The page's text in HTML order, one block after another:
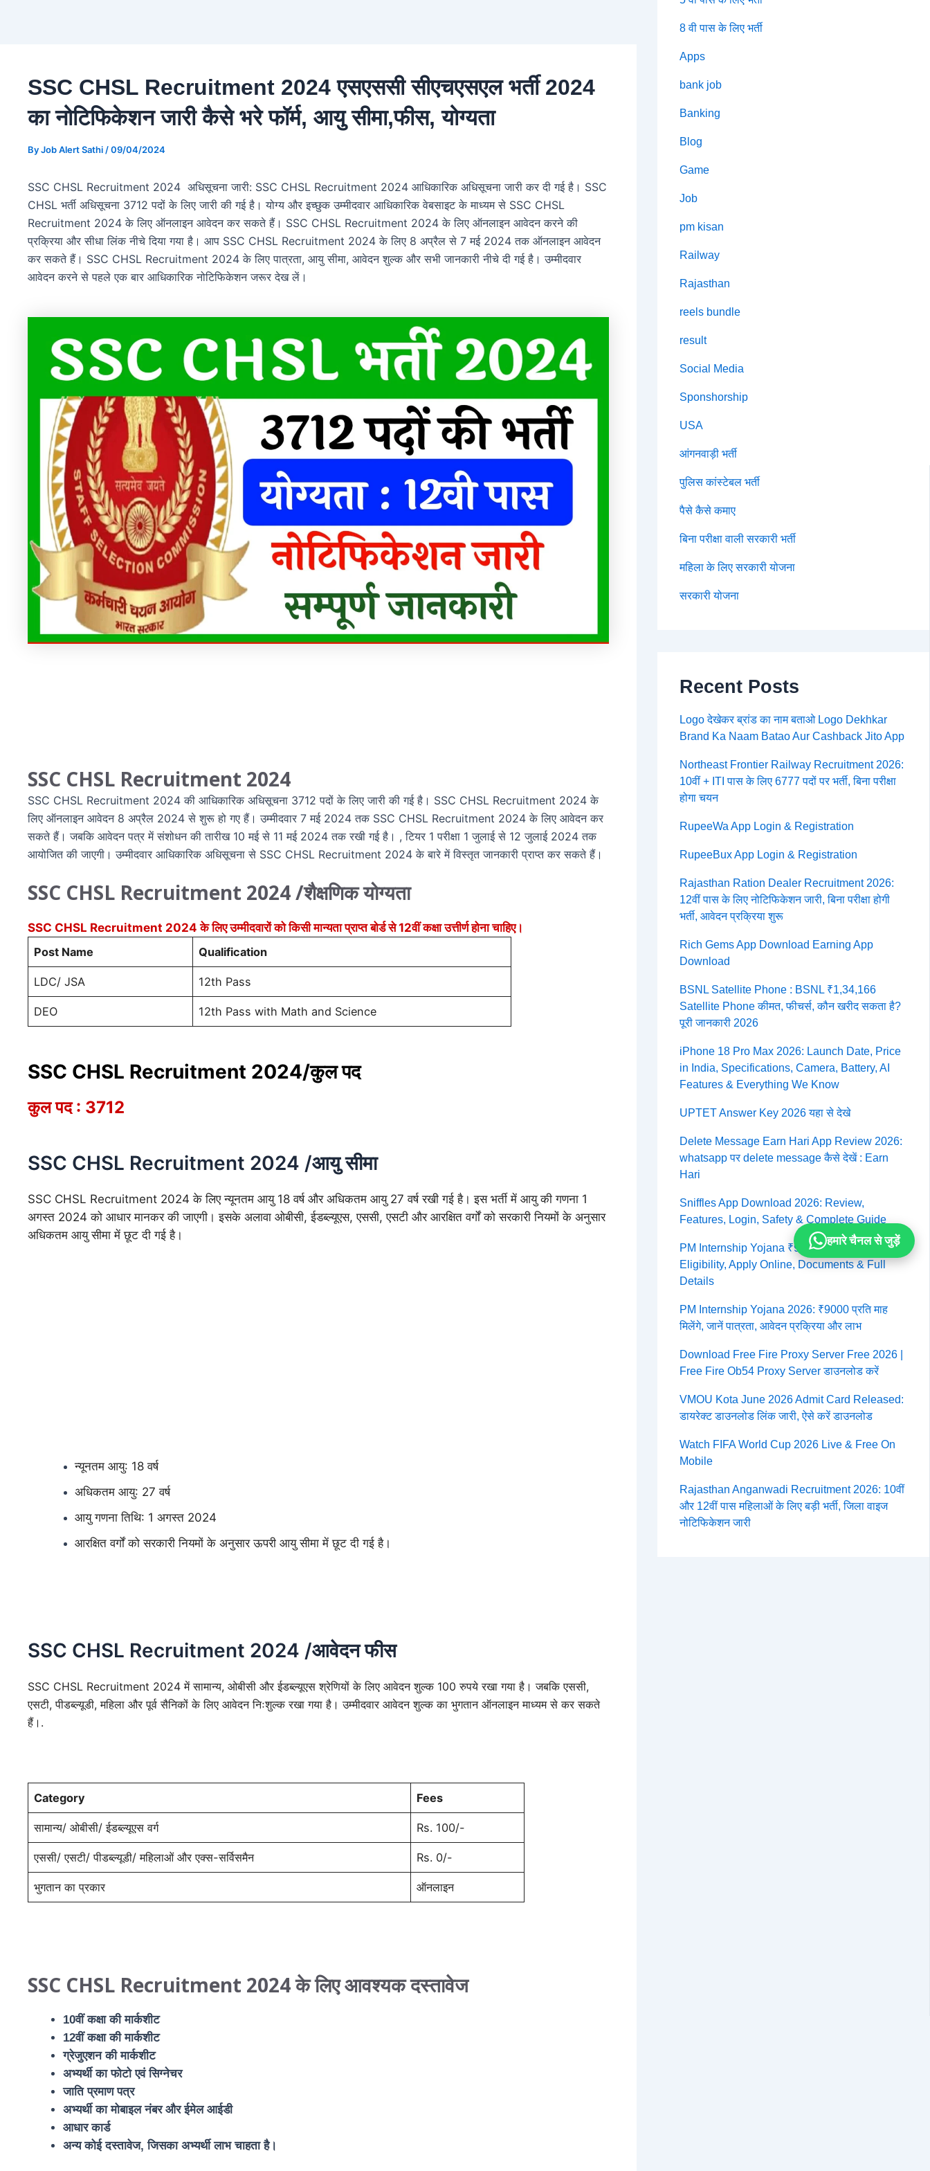
SSC CHSL Recruitment 2024 एसएससी सीएचएसएल भर्ती 2024
का नोटिफिकेशन जारी कैसे भरे फॉर्म, आयु सीमा,फीस, योग्यता
ByJob Alert Sathi /09/04/2024
SSC CHSL Recruitment 2024 अधिसूचना जारी: SSC CHSL Recruitment 2024 आधिकारिक अधिसूचना जारी कर दी गई है। SSC
CHSL भर्ती अधिसूचना 3712 पदों के लिए जारी की गई है। योग्य और इच्छुक उम्मीदवार आधिकारिक वेबसाइट के माध्यम से SSC CHSL
Recruitment 2024 के लिए ऑनलाइन आवेदन कर सकते हैं। SSC CHSL Recruitment 2024 के लिए ऑनलाइन आवेदन करने की
प्रक्रिया और सीधा लिंक नीचे दिया गया है। आप SSC CHSL Recruitment 2024 के लिए 8 अप्रैल से 7 मई 2024 तक ऑनलाइन आवेदन
कर सकते हैं। SSC CHSL Recruitment 2024 के लिए पात्रता, आयु सीमा, आवेदन शुल्क और सभी जानकारी नीचे दी गई है। उम्मीदवार
आवेदन करने से पहले एक बार आधिकारिक नोटिफिकेशन जरूर देख लें।
SSC CHSL Recruitment 2024
SSC CHSL Recruitment 2024 की आधिकारिक अधिसूचना 3712 पदों के लिए जारी की गई है। SSC CHSL Recruitment 2024 के
लिए ऑनलाइन आवेदन 8 अप्रैल 2024 से शुरू हो गए हैं। उम्मीदवार 7 मई 2024 तक SSC CHSL Recruitment 2024 के लिए आवेदन कर
सकते हैं। जबकि आवेदन पत्र में संशोधन की तारीख 10 मई से 11 मई 2024 तक रखी गई है। , टियर 1 परीक्षा 1 जुलाई से 12 जुलाई 2024 तक
आयोजित की जाएगी। उम्मीदवार आधिकारिक अधिसूचना से SSC CHSL Recruitment 2024 के बारे में विस्तृत जानकारी प्राप्त कर सकते हैं।
SSC CHSL Recruitment 2024 /शैक्षणिक योग्यता
SSC CHSL Recruitment 2024 के लिए उम्मीदवारों को किसी मान्यता प्राप्त बोर्ड से 12वीं कक्षा उत्तीर्ण होना चाहिए।
Post Name
Qualification
LDC/ JSA 12th Pass
DEO 12th Pass with Math and Science
SSC CHSL Recruitment 2024/कुल पद
कुल पद : 3712
SSC CHSL Recruitment 2024 /आयु सीमा
SSC CHSL Recruitment 2024 के लिए न्यूनतम आयु 18 वर्ष और अधिकतम आयु 27 वर्ष रखी गई है। इस भर्ती में आयु की गणना 1
अगस्त 2024 को आधार मानकर की जाएगी। इसके अलावा ओबीसी, ईडब्ल्यूएस, एससी, एसटी और आरक्षित वर्गों को सरकारी नियमों के अनुसार
अधिकतम आयु सीमा में छूट दी गई है।
न्यूनतम आयु: 18 वर्ष
अधिकतम आयु: 27 वर्ष
आयु गणना तिथि: 1 अगस्त 2024
आरक्षित वर्गों को सरकारी नियमों के अनुसार ऊपरी आयु सीमा में छूट दी गई है।
SSC CHSL Recruitment 2024 /आवेदन फीस
SSC CHSL Recruitment 2024 में सामान्य, ओबीसी और ईडब्ल्यूएस श्रेणियों के लिए आवेदन शुल्क 100 रुपये रखा गया है। जबकि एससी,
एसटी, पीडब्ल्यूडी, महिला और पूर्व सैनिकों के लिए आवेदन निःशुल्क रखा गया है। उम्मीदवार आवेदन शुल्क का भुगतान ऑनलाइन माध्यम से कर सकते
हैं।.
Category Fees
सामान्य/ ओबीसी/ ईडब्ल्यूएस वर्ग Rs. 100/-
एससी/ एसटी/ पीडब्ल्यूडी/ महिलाओं और एक्स-सर्विसमैन Rs. 0/-
भुगतान का प्रकार ऑनलाइन
SSC CHSL Recruitment 2024 के लिए आवश्यक दस्तावेज
10वीं कक्षा की मार्कशीट
12वीं कक्षा की मार्कशीट
ग्रेजुएशन की मार्कशीट
अभ्यर्थी का फोटो एवं सिग्नेचर
जाति प्रमाण पत्र
अभ्यर्थी का मोबाइल नंबर और ईमेल आईडी
आधार कार्ड
अन्य कोई दस्तावेज, जिसका अभ्यर्थी लाभ चाहता है।
8 वी पास के लिए भर्ती
Apps
bank job
Banking
Blog
Game
Job
pm kisan
Railway
Rajasthan
reels bundle
result
Social Media
Sponshorship
USA
आंगनवाड़ी भर्ती
पुलिस कांस्टेबल भर्ती
पैसे कैसे कमाए
बिना परीक्षा वाली सरकारी भर्ती
महिला के लिए सरकारी योजना
सरकारी योजना
Recent Posts
Logo देखेकर ब्रांड का नाम बताओ Logo Dekhkar
Brand Ka Naam Batao Aur Cashback Jito App
Northeast Frontier Railway Recruitment 2026:
10वीं + ITI पास के लिए 6777 पदों पर भर्ती, बिना परीक्षा
होगा चयन
RupeeWa App Login & Registration
RupeeBux App Login & Registration
Rajasthan Ration Dealer Recruitment 2026:
12वीं पास के लिए नोटिफिकेशन जारी, बिना परीक्षा होगी
भर्ती, आवेदन प्रक्रिया शुरू
Rich Gems App Download Earning App
Download
BSNL Satellite Phone : BSNL ₹1,34,166
Satellite Phone कीमत, फीचर्स, कौन खरीद सकता है?
पूरी जानकारी 2026
iPhone 18 Pro Max 2026: Launch Date, Price
in India, Specifications, Camera, Battery, AI
Features & Everything We Know
UPTET Answer Key 2026 यहा से देखे
Delete Message Earn Hari App Review 2026:
whatsapp पर delete message कैसे देखें : Earn
Hari
Sniffles App Download 2026: Review,
Features, Login, Safety & Complete Guide
PM Internship Yojana ₹9000 Per Month 2026:
Eligibility, Apply Online, Documents & Full
Details
PM Internship Yojana 2026: ₹9000 प्रति माह
मिलेंगे, जानें पात्रता, आवेदन प्रक्रिया और लाभ
Download Free Fire Proxy Server Free 2026 |
Free Fire Ob54 Proxy Server डाउनलोड करें
VMOU Kota June 2026 Admit Card Released:
डायरेक्ट डाउनलोड लिंक जारी, ऐसे करें डाउनलोड
Watch FIFA World Cup 2026 Live & Free On
Mobile
Rajasthan Anganwadi Recruitment 2026: 10वीं
और 12वीं पास महिलाओं के लिए बड़ी भर्ती, जिला वाइज
नोटिफिकेशन जारी
हमारे चैनल से जुड़ें